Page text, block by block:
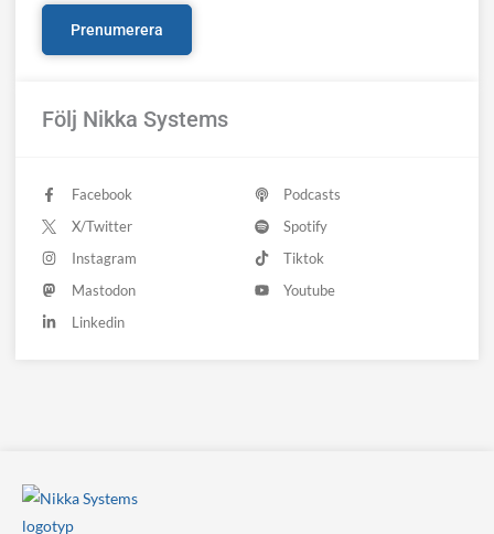
Följ Nikka Systems
Facebook
X/Twitter
Instagram
Mastodon
Linkedin
Podcasts
Spotify
Tiktok
Youtube